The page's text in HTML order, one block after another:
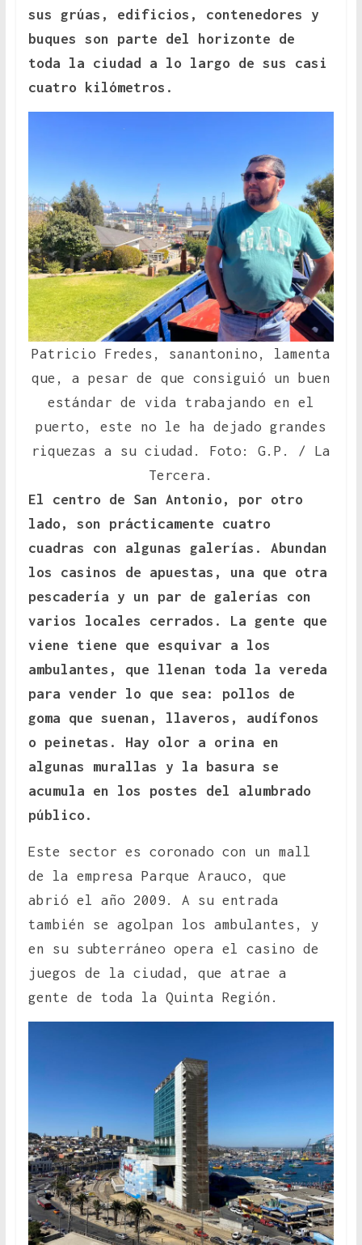
sus grúas, edificios, contenedores y
buques son parte del horizonte de
toda la ciudad a lo largo de sus casi
cuatro kilómetros.
Patricio Fredes, sanantonino, lamenta
que, a pesar de que consiguió un buen
estándar de vida trabajando en el
puerto, este no le ha dejado grandes
riquezas a su ciudad. Foto: G.P. / La
Tercera.
El centro de San Antonio, por otro
lado, son prácticamente cuatro
cuadras con algunas galerías. Abundan
los casinos de apuestas, una que otra
pescadería y un par de galerías con
varios locales cerrados. La gente que
viene tiene que esquivar a los
ambulantes, que llenan toda la vereda
para vender lo que sea: pollos de
goma que suenan, llaveros, audífonos
o peinetas. Hay olor a orina en
algunas murallas y la basura se
acumula en los postes del alumbrado
público.
Este sector es coronado con un mall
de la empresa Parque Arauco, que
abrió el año 2009. A su entrada
también se agolpan los ambulantes, y
en su subterráneo opera el casino de
juegos de la ciudad, que atrae a
gente de toda la Quinta Región.